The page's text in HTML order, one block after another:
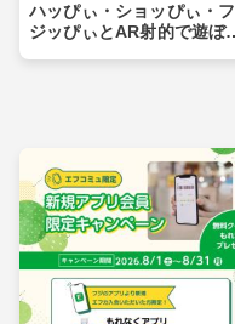
ハッぴぃ・ショッぴぃ・フ
ジッぴぃとAR射的で遊ぼ